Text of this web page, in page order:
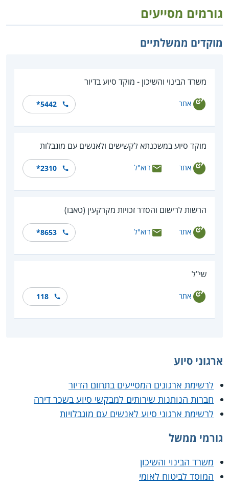
גורמים מסייעים
מוקדים ממשלתיים
משרד הבינוי והשיכון - מוקד סיוע בדיור
אתר *5442
מוקד סיוע במשכנתא לקשישים ולאנשים עם מוגבלות
אתר דוא"ל *2310
הרשות לרישום והסדר זכויות מקרקעין (טאבו)
אתר דוא"ל *8653
שי"ל
אתר 118
ארגוני סיוע
לרשימת ארגונים המסייעים בתחום הדיור
חברות הנותנות שירותים למבקשי סיוע בשכר דירה
לרשימת ארגוני סיוע לאנשים עם מוגבלויות
גורמי ממשל
משרד הבינוי והשיכון
המוסד לביטוח לאומי